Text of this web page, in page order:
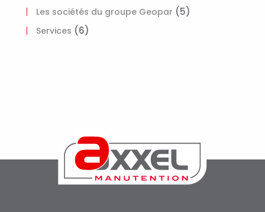
Les sociétés du groupe Geopar (5)
Services (6)